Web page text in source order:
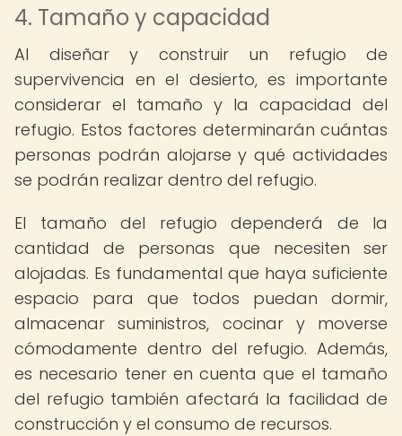
4. Tamaño y capacidad
Al diseñar y construir un refugio de
supervivencia en el desierto, es importante
considerar el tamaño y la capacidad del
refugio. Estos factores determinarán cuántas
personas podrán alojarse y qué actividades
se podrán realizar dentro del refugio.
El tamaño del refugio dependerá de la
cantidad de personas que necesiten ser
alojadas. Es fundamental que haya suficiente
espacio para que todos puedan dormir,
almacenar suministros, cocinar y moverse
cómodamente dentro del refugio. Además,
es necesario tener en cuenta que el tamaño
del refugio también afectará la facilidad de
construcción y el consumo de recursos.